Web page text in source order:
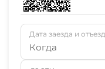
Дата заезда и
Когда